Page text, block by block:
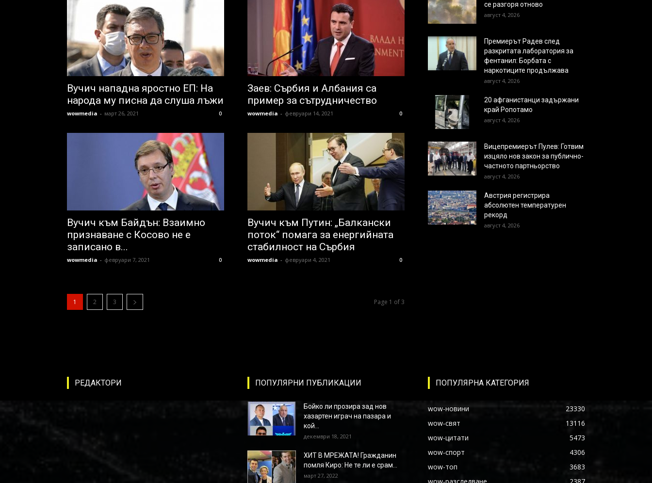
Вучич нападна яростно ЕП: На
народа му писна да слуша лъжи
wowmedia - март 26, 2021 0
Заев: Cърбия и Aлбaния ca
примeр зa cътрудничecтвo
wowmedia - февруари 14, 2021 0
Вучич към Байдън: Взаимно
признаване с Косово не е
записано в...
wowmedia - февруари 7, 2021 0
Вучич към Путин: „Балкански
поток“ помага за енергийната
стабилност на Сърбия
wowmedia - февруари 4, 2021 0
1 2 3 Page 1 of 3
се разгоря отново
август 4, 2026
Премиерът Радев след
разкритата лаборатория за
фентанил: Борбата с
наркотиците продължава
август 4, 2026
20 афганистанци задържани
край Ропотамо
август 4, 2026
Вицепремиерът Пулев: Готвим
изцяло нов закон за публично-
частното партньорство
август 4, 2026
Австрия регистрира
абсолютен температурен
рекорд
август 4, 2026
РЕДАКТОРИ ПОПУЛЯРНИ ПУБЛИКАЦИИ
Бойко ли прозира зад нов
хазартен играч на пазара и
кой...
декември 18, 2021
ХИТ В МРЕЖАТА! Гражданин
помля Киро: Не те ли е срам...
март 27, 2022
ПОПУЛЯРНА КАТЕГОРИЯ
wow-новини
23330
wow-свят
13116
wow-цитати
5473
wow-спорт
4306
wow-топ
3683